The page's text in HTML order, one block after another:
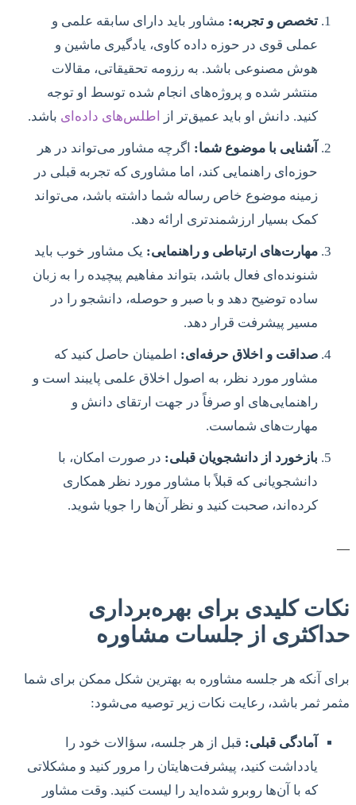
تخصص و تجربه: مشاور باید دارای سابقه علمی و
عملی قوی در حوزه داده کاوی، یادگیری ماشین و
هوش مصنوعی باشد. به رزومه تحقیقاتی، مقالات
منتشر شده و پروژه‌های انجام شده توسط او توجه
کنید. دانش او باید عمیق‌تر از
اطلس‌های داده‌ای باشد.
آشنایی با موضوع شما: اگرچه مشاور می‌تواند در هر
حوزه‌ای راهنمایی کند، اما مشاوری که تجربه قبلی در
زمینه موضوع خاص رساله شما داشته باشد، می‌تواند
کمک بسیار ارزشمندتری ارائه دهد.
مهارت‌های ارتباطی و راهنمایی: یک مشاور خوب باید
شنونده‌ای فعال باشد، بتواند مفاهیم پیچیده را به زبان
ساده توضیح دهد و با صبر و حوصله، دانشجو را در
مسیر پیشرفت قرار دهد.
صداقت و اخلاق حرفه‌ای: اطمینان حاصل کنید که
مشاور مورد نظر، به اصول اخلاق علمی پایبند است و
راهنمایی‌های او صرفاً در جهت ارتقای دانش و
مهارت‌های شماست.
بازخورد از دانشجویان قبلی: در صورت امکان، با
دانشجویانی که قبلاً با مشاور مورد نظر همکاری
کرده‌اند، صحبت کنید و نظر آن‌ها را جویا شوید.
—
نکات کلیدی برای بهره‌برداری
حداکثری از جلسات مشاوره
برای آنکه هر جلسه مشاوره به بهترین شکل ممکن برای شما
مثمر ثمر باشد، رعایت نکات زیر توصیه می‌شود:
آمادگی قبلی: قبل از هر جلسه، سؤالات خود را
یادداشت کنید، پیشرفت‌هایتان را مرور کنید و مشکلاتی
که با آن‌ها روبرو شده‌اید را لیست کنید. وقت مشاور